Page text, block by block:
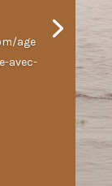
age
avec-